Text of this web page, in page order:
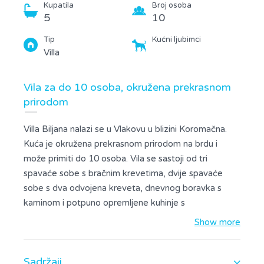
Kupatila
5
Broj osoba
10
Tip
Villa
Kućni ljubimci
Vila za do 10 osoba, okružena prekrasnom
prirodom
Villa Biljana nalazi se u Vlakovu u blizini Koromačna.
Kuća je okružena prekrasnom prirodom na brdu i
može primiti do 10 osoba. Vila se sastoji od tri
spavaće sobe s bračnim krevetima, dvije spavaće
sobe s dva odvojena kreveta, dnevnog boravka s
kaminom i potpuno opremljene kuhinje s
blagovaonicom. Sve spavaće sobe imaju vlastitu
besplatan internet. Gosti mogu uživati u prekrasnom
Show more